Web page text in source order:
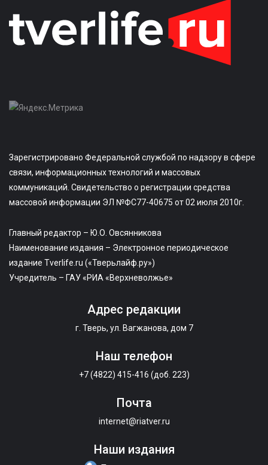
Зарегистрировано Федеральной службой по надзору в сфере
связи, информационных технологий и массовых
коммуникаций. Свидетельство о регистрации средства
массовой информации ЭЛ №ФС77-40675 от 02 июля 2010г.
Главный редактор – Ю.О. Овсянникова
Наименование издания – Электронное периодическое
издание Tverlife.ru («Тверьлайф.ру»)
Учредитель – ГАУ «РИА «Верхневолжье»
Адрес редакции
г. Тверь, ул. Вагжанова, дом 7
Наш телефон
+7 (4822) 415-416 (доб. 223)
Почта
internet@riatver.ru
Наши издания